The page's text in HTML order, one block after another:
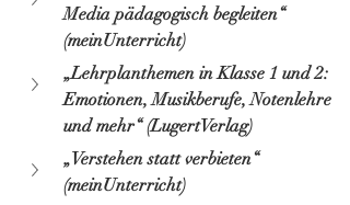
Media pädagogisch begleiten“
(meinUnterricht)
„Lehrplanthemen in Klasse 1 und 2:
Emotionen, Musikberufe, Notenlehre
und mehr“ (LugertVerlag)
„Verstehen statt verbieten“
(meinUnterricht)